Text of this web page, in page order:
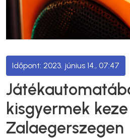
2023. június 14., 07:47
kisgyermek keze
Zalaegerszegen